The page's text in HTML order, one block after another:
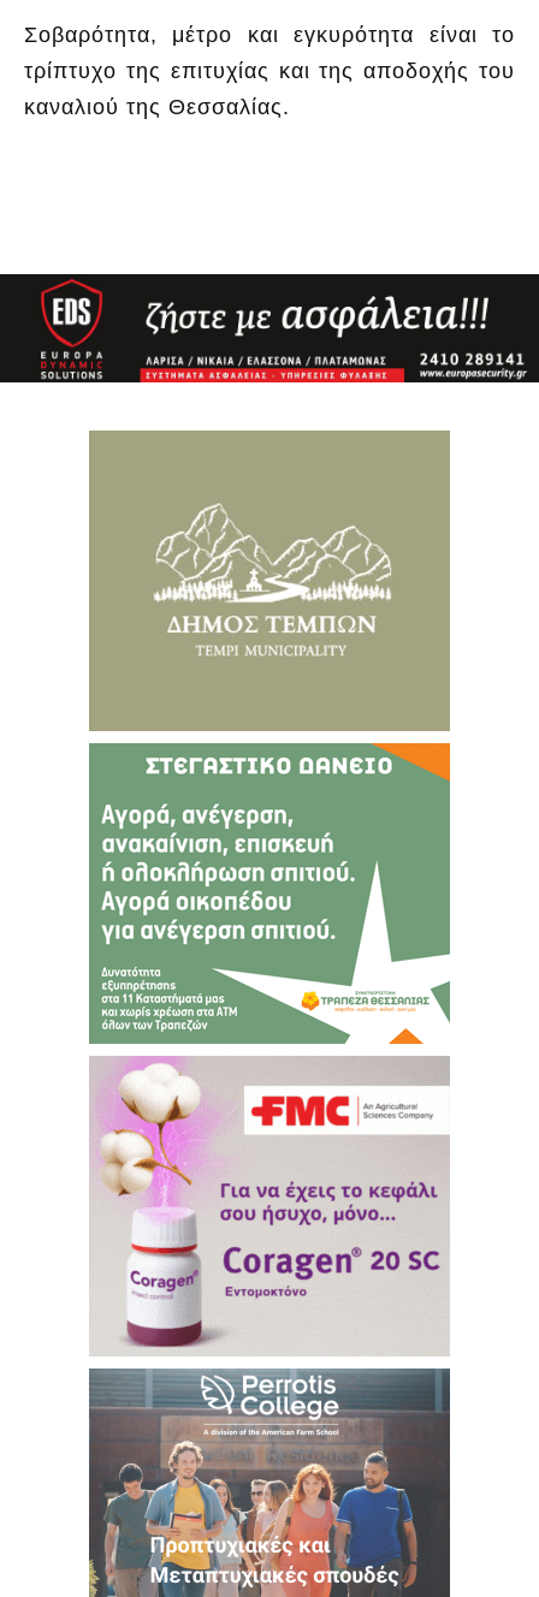
Σοβαρότητα, μέτρο και εγκυρότητα είναι το
τρίπτυχο της επιτυχίας και της αποδοχής του
καναλιού της Θεσσαλίας.